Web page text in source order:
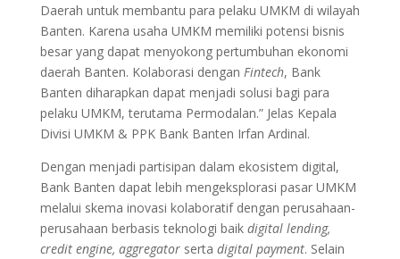
Daerah untuk membantu para pelaku UMKM di wilayah
Banten. Karena usaha UMKM memiliki potensi bisnis
besar yang dapat menyokong pertumbuhan ekonomi
daerah Banten. Kolaborasi dengan Fintech, Bank
Banten diharapkan dapat menjadi solusi bagi para
pelaku UMKM, terutama Permodalan.” Jelas Kepala
Divisi UMKM & PPK Bank Banten Irfan Ardinal.
Dengan menjadi partisipan dalam ekosistem digital,
Bank Banten dapat lebih mengeksplorasi pasar UMKM
melalui skema inovasi kolaboratif dengan perusahaan-
perusahaan berbasis teknologi baik digital lending,
credit engine, aggregatorserta digital payment. Selain